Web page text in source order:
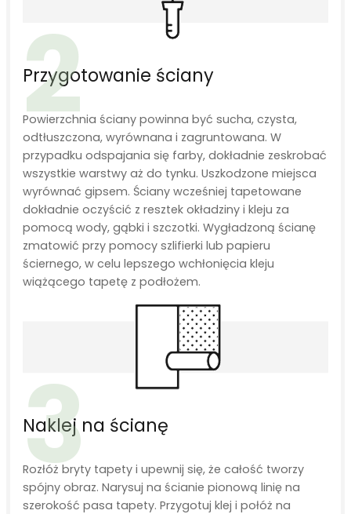
2
Przygotowanie ściany
Powierzchnia ściany powinna być sucha, czysta,
odtłuszczona, wyrównana i zagruntowana. W
przypadku odspajania się farby, dokładnie zeskrobać
wszystkie warstwy aż do tynku. Uszkodzone miejsca
wyrównać gipsem. Ściany wcześniej tapetowane
dokładnie oczyścić z resztek okładziny i kleju za
pomocą wody, gąbki i szczotki. Wygładzoną ścianę
zmatowić przy pomocy szlifierki lub papieru
ściernego, w celu lepszego wchłonięcia kleju
wiążącego tapetę z podłożem.
3
Naklej na ścianę
Rozłóż bryty tapety i upewnij się, że całość tworzy
spójny obraz. Narysuj na ścianie pionową linię na
szerokość pasa tapety. Przygotuj klej i połóż na